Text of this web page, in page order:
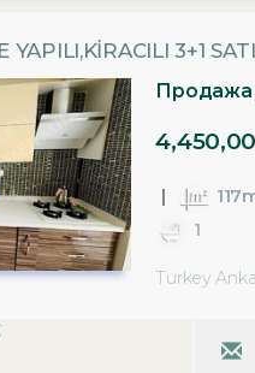
YAPILI,KİRACILI 3+1
Продажа
1
Turkey